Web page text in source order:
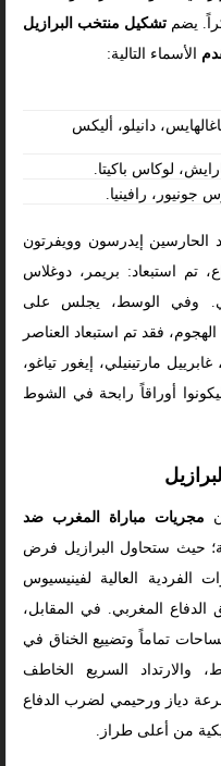
يضم تشكيل منتخب البرازيل
الأسماء التالية:
دانيلو، أليكس
لوكاس باكيتا.
جونيور، رافينيا.
الحارسين إيدرسون وويفرتون
تم استبعاد: بريمر، دوغلاس
وفي الوسط، يجلس على
فقد تم استبعاد العناصر
مارتينيلي، إيغور تياغو،
أوراقاً رابحة في الشوط
مجريات مباراة المغرب ضد
حيث ستحاول البرازيل فرض
الفردية العالية لفينيسيوس
المغربي. في المقابل،
تماماً وتضييع الخناق في
والارتداد السريع الخاطف
دياز ورحيمي لضرب الدفاع
من أعلى طراز.